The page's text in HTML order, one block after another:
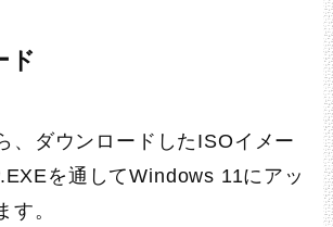
ド
、ダウンロードしたISOイメー
を通してWindows 11にアッ
す。